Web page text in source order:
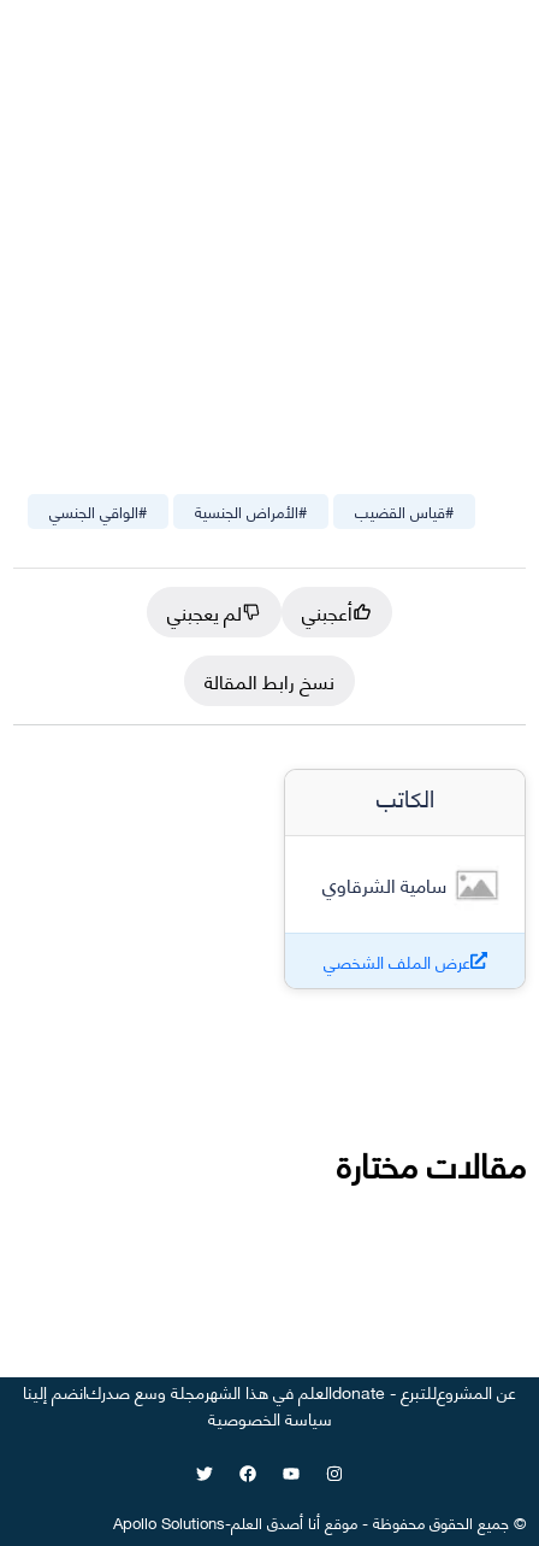
#الواقي الجنسي #الأمراض الجنسية #قياس القضيب
أعجبني
لم يعجبني
نسخ رابط المقالة
الكاتب
سامية الشرقاوي
عرض الملف الشخصي
مقالات مختارة
عن المشروعللتبرع - donate العلم في هذا الشهرمجلة وسع صدركانضم إلينا
سياسة الخصوصية
©جميع الحقوق محفوظة-موقعأنا أصدق العلم-
Apollo Solutions